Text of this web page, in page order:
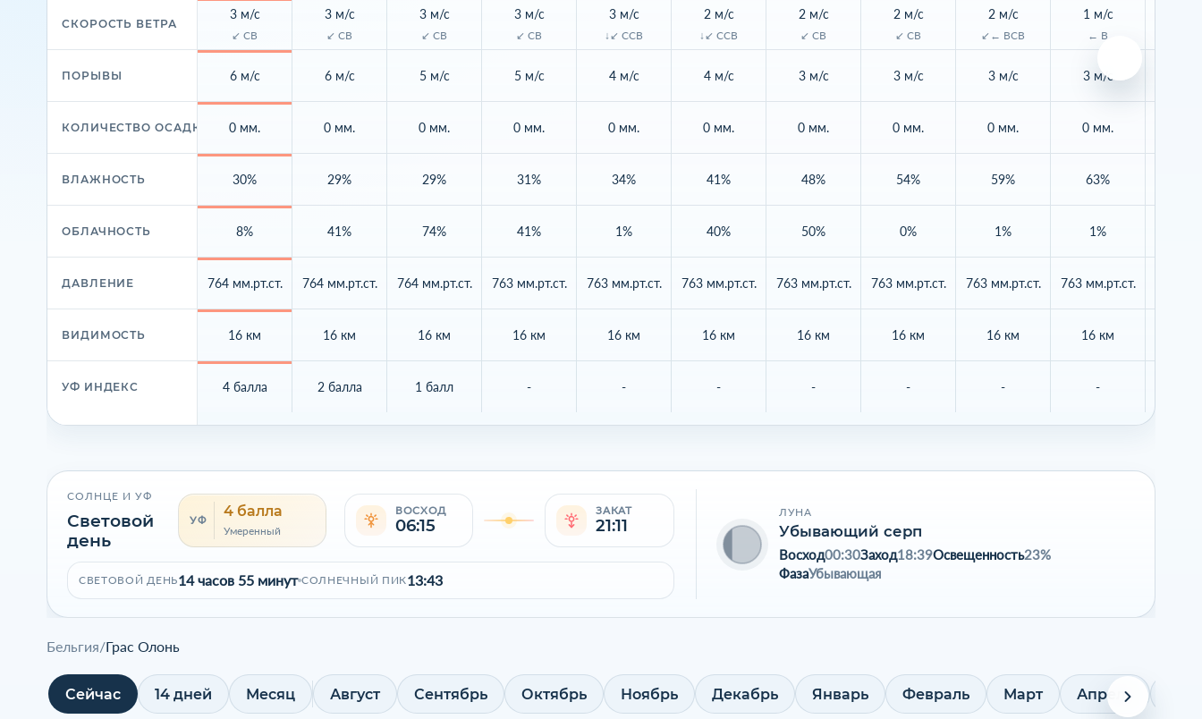
СКОРОСТЬ ВЕТРА
ПОРЫВЫ
КОЛИЧЕСТВО ОСАДКОВ
ВЛАЖНОСТЬ
ОБЛАЧНОСТЬ
ДАВЛЕНИЕ
ВИДИМОСТЬ
УФ ИНДЕКС
3 м/с
↙ СВ
6 м/с
0 мм.
30%
8%
764 мм.рт.ст.
16 км
4 балла
3 м/с
↙ СВ
6 м/с
0 мм.
29%
41%
764 мм.рт.ст.
16 км
2 балла
3 м/с
↙ СВ
5 м/с
0 мм.
29%
74%
764 мм.рт.ст.
16 км
1 балл
3 м/с
↙ СВ
5 м/с
0 мм.
31%
41%
763 мм.рт.ст.
16 км
-
3 м/с
↓↙ ССВ
4 м/с
0 мм.
34%
1%
763 мм.рт.ст.
16 км
-
2 м/с
↓↙ ССВ
4 м/с
0 мм.
41%
40%
763 мм.рт.ст.
16 км
-
2 м/с
↙ СВ
3 м/с
0 мм.
48%
50%
763 мм.рт.ст.
16 км
-
2 м/с
↙ СВ
3 м/с
0 мм.
54%
0%
763 мм.рт.ст.
16 км
-
2 м/с
↙← ВСВ
3 м/с
0 мм.
59%
1%
763 мм.рт.ст.
16 км
-
1 м/с
← В
3 м/с
0 мм.
63%
1%
763 мм.рт.ст.
16 км
-
СОЛНЦЕ И УФ
Световой
день
УФ
4 балла
Умеренный
ВОСХОД
06:15
ЗАКАТ
21:11
СВЕТОВОЙ ДЕНЬ14 часов 55 минут СОЛНЕЧНЫЙ ПИК13:43
ЛУНА
Убывающий серп
Восход00:30Заход18:39Освещенность23%
ФазаУбывающая
Бельгия/Грас Олонь
Сейчас 14 дней Месяц Август Сентябрь Октябрь Ноябрь Декабрь Январь Февраль Март Апрель